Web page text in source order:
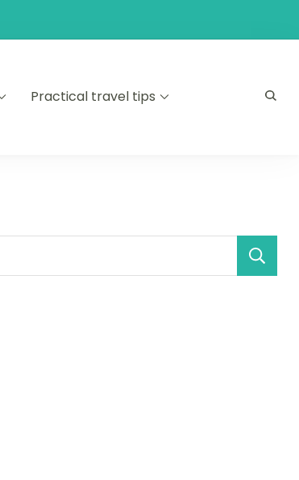
Practical travel tips